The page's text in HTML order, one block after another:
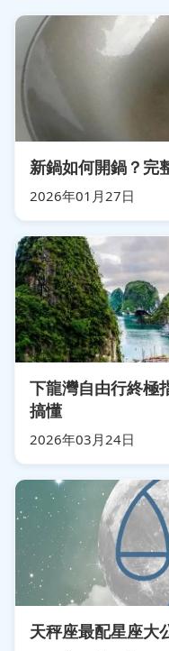
新鍋如何開鍋？完
2026年01月27日
下龍灣自由行終極
搞懂
2026年03月24日
天秤座最配星座大